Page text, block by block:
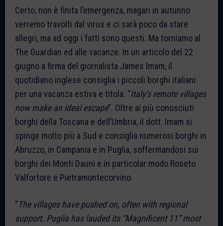
Certo, non è finita l’emergenza, magari in autunno
verremo travolti dal virus e ci sarà poco da stare
allegri, ma ad oggi i fatti sono questi. Ma torniamo al
The Guardian ed alle vacanze. In un articolo del 22
giugno a firma del giornalista James Imam, il
quotidiano inglese consiglia i piccoli borghi italiani
per una vacanza estiva e titola: “Italy’s remote villages
now make an ideal escape”. Oltre ai più conosciuti
borghi della Toscana e dell’Umbria, il dott. Imam si
spinge molto più a Sud e consiglia numerosi borghi in
Abruzzo, in Campania e in Puglia, soffermandosi sui
borghi dei Monti Dauni e in particolar modo Roseto
Valfortore e Pietramontecorvino.
“The villages have pushed on, often with regional
support. Puglia has lauded its “Magnificent 11” most